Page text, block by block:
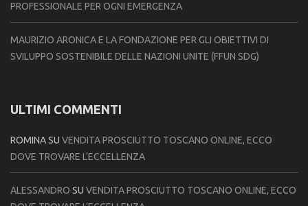
PROFESSIONALE PER OGNI EMERGENZA
MAURIZIO ARONICA E LA FONDAZIONE PER GLI OBIETTIVI DI
SVILUPPO SOSTENIBILE DELLE NAZIONI UNITE (FFUN SDG)
ULTIMI COMMENTI
ROMINASU VENDITA PROSCIUTTO TOSCANO ONLINE, ECCO
DOVE TROVARE L’ECCELLENZA
ALESSANDRO SU VENDITA PROSCIUTTO TOSCANO ONLINE, ECCO